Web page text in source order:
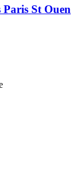
Paris St Ouen